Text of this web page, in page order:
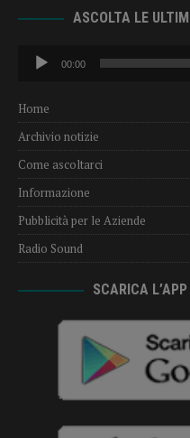
ASCOLTA LE
Audio
Player
00:00
Home
Archivio notizie
Come ascoltarci
Informazione
Pubblicità per le Aziende
Radio Sound
SCARICA